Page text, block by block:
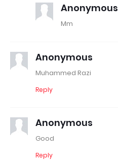
Anonymous
Mm
Anonymous
Muhammed Razi
Reply
Anonymous
Good
Reply